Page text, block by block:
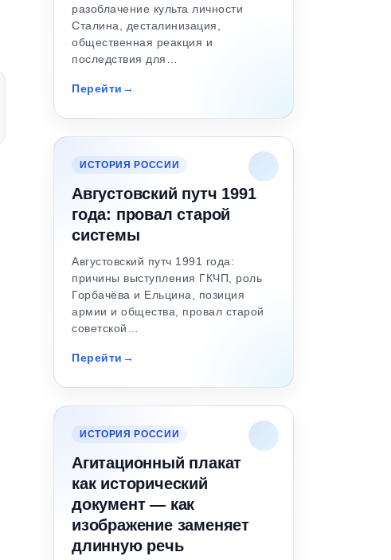
разоблачение культа личности
Сталина, десталинизация,
общественная реакция и
последствия для…
Перейти
ИСТОРИЯ РОССИИ
Августовский путч 1991
года: провал старой
системы
Августовский путч 1991 года:
причины выступления ГКЧП, роль
Горбачёва и Ельцина, позиция
армии и общества, провал старой
советской…
Перейти
ИСТОРИЯ РОССИИ
Агитационный плакат
как исторический
документ — как
изображение заменяет
длинную речь